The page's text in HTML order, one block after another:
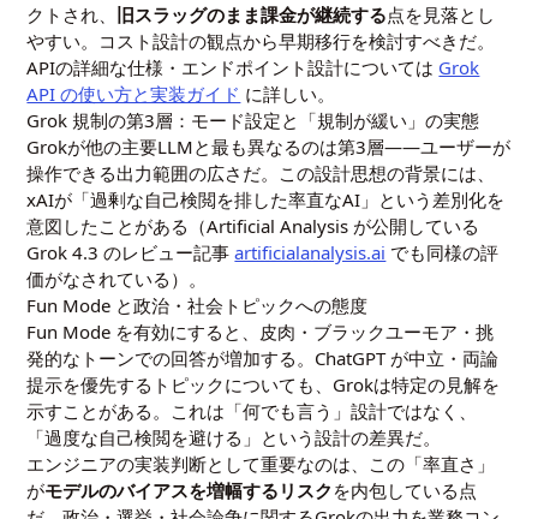
クトされ、 旧スラッグのまま課金が継続する点を見落とし
やすい。コスト設計の観点から早期移行を検討すべきだ。
APIの詳細な仕様・エンドポイント設計については Grok
API の使い方と実装ガイド に詳しい。
Grok 規制の第3層：モード設定と「規制が緩い」の実態
Grokが他の主要LLMと最も異なるのは第3層——ユーザーが
操作できる出力範囲の広さだ。この設計思想の背景には、
xAIが「過剰な自己検閲を排した率直なAI」という差別化を
意図したことがある（Artificial Analysis が公開している
Grok 4.3 のレビュー記事artificialanalysis.ai でも同様の評
価がなされている）。
Fun Mode と政治・社会トピックへの態度
Fun Mode を有効にすると、皮肉・ブラックユーモア・挑
発的なトーンでの回答が増加する。ChatGPT が中立・両論
提示を優先するトピックについても、Grokは特定の見解を
示すことがある。これは「何でも言う」設計ではなく、
「過度な自己検閲を避ける」という設計の差異だ。
エンジニアの実装判断として重要なのは、この「率直さ」
がモデルのバイアスを増幅するリスク を内包している点